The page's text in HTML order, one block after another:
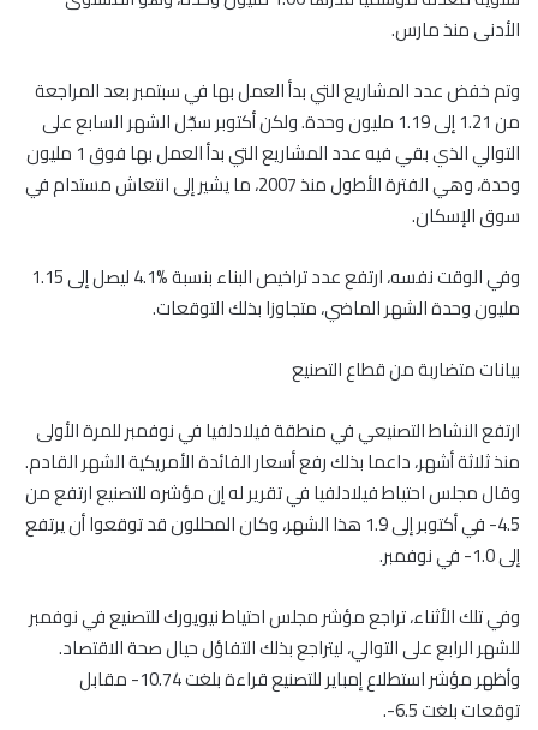
الأدنى منذ مارس.
وتم خفض عدد المشاريع التي بدأ العمل بها في سبتمبر بعد المراجعة
من 1.21 إلى 1.19 مليون وحدة. ولكن أكتوبر سجّل الشهر السابع على
التوالي الذي بقي فيه عدد المشاريع التي بدأ العمل بها فوق 1 مليون
وحدة، وهي الفترة الأطول منذ 2007، ما يشير إلى انتعاش مستدام في
سوق الإسكان.
وفي الوقت نفسه، ارتفع عدد تراخيص البناء بنسبة %4.1 ليصل إلى 1.15
مليون وحدة الشهر الماضي، متجاوزا بذلك التوقعات.
بيانات متضاربة من قطاع التصنيع
ارتفع النشاط التصنيعي في منطقة فيلادلفيا في نوفمبر للمرة الأولى
منذ ثلاثة أشهر، داعما بذلك رفع أسعار الفائدة الأمريكية الشهر القادم.
وقال مجلس احتياط فيلادلفيا في تقرير له إن مؤشره للتصنيع ارتفع من
4.5- في أكتوبر إلى 1.9 هذا الشهر، وكان المحللون قد توقعوا أن يرتفع
إلى 1.0- في نوفمبر.
وفي تلك الأثناء، تراجع مؤشر مجلس احتياط نيويورك للتصنيع في نوفمبر
للشهر الرابع على التوالي، ليتراجع بذلك التفاؤل حيال صحة الاقتصاد.
وأظهر مؤشر استطلاع إمباير للتصنيع قراءة بلغت 10.74- مقابل
توقعات بلغت 6.5-.